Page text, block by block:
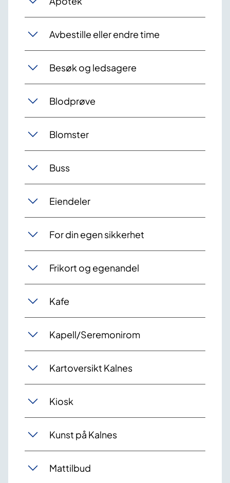
Avbestille eller endre time
Besøk og ledsagere
Blodprøve
Blomster
Buss
Eiendeler
For din egen sikkerhet
Frikort og egenandel
Kafe
Kapell/Seremonirom
Kartoversikt Kalnes
Kiosk
Kunst på Kalnes
Mattilbud